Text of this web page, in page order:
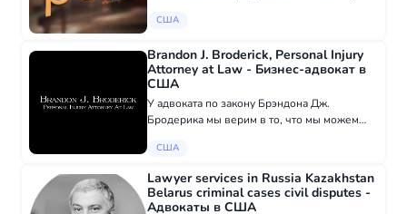
experience and knowledge to guide you
США
Brandon J. Broderick, Personal Injury
Attorney at Law - Бизнес-адвокат в
США
У адвоката по закону Брэндона Дж.
Бродерика мы верим в то, что мы можем
сочувствие и юридическую экспертизу.
специализируются на личных т...
США
Lawyer services in Russia Kazakhstan
Belarus criminal cases civil disputes -
Адвокаты в США